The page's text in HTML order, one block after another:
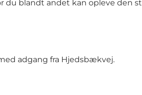
du blandt andet kan opleve den
adgang fra Hjedsbækvej.